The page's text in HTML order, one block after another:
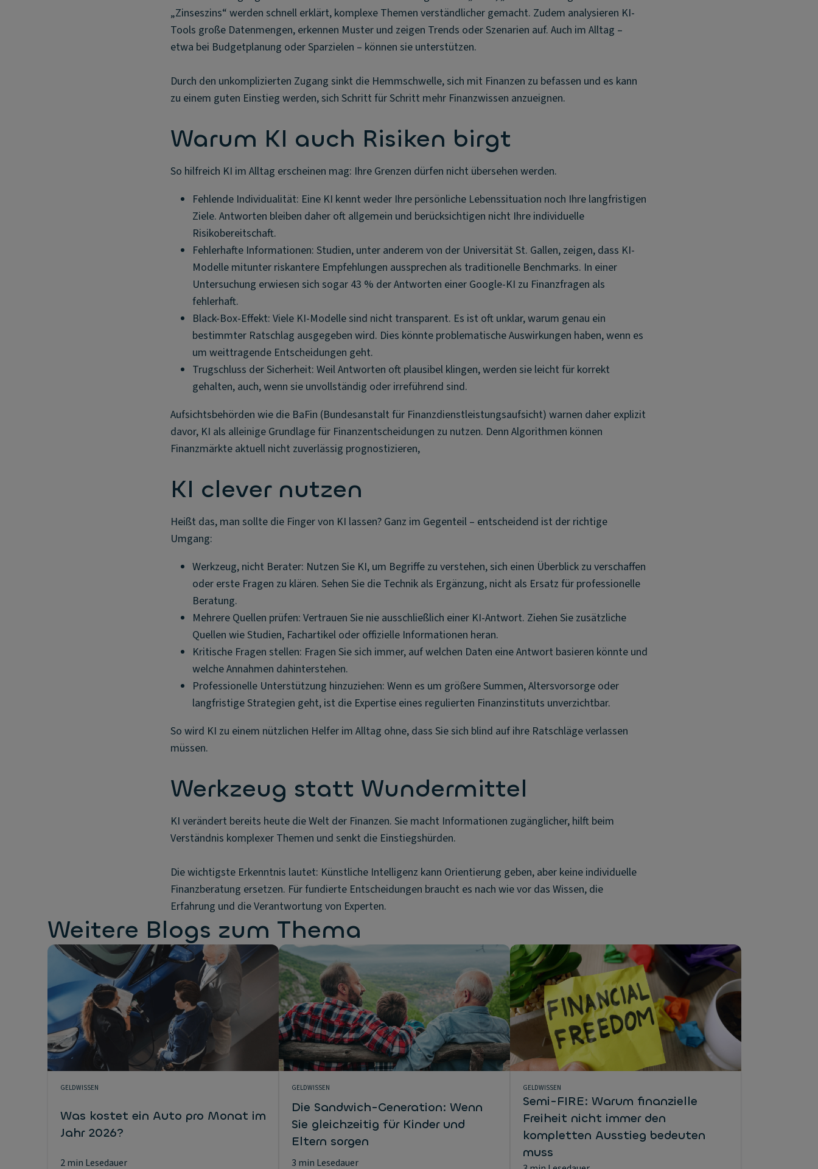
„Zinseszins“ werden schnell erklärt, komplexe Themen verständlicher gemacht. Zudem analysieren KI-
Tools große Datenmengen, erkennen Muster und zeigen Trends oder Szenarien auf. Auch im Alltag –
etwa bei Budgetplanung oder Sparzielen – können sie unterstützen.
Durch den unkomplizierten Zugang sinkt die Hemmschwelle, sich mit Finanzen zu befassen und es kann
zu einem guten Einstieg werden, sich Schritt für Schritt mehr Finanzwissen anzueignen.
Warum KI auch Risiken birgt
So hilfreich KI im Alltag erscheinen mag: Ihre Grenzen dürfen nicht übersehen werden.
Fehlende Individualität: Eine KI kennt weder Ihre persönliche Lebenssituation noch Ihre langfristigen
Ziele. Antworten bleiben daher oft allgemein und berücksichtigen nicht Ihre individuelle
Risikobereitschaft.
Fehlerhafte Informationen: Studien, unter anderem von der Universität St. Gallen, zeigen, dass KI-
Modelle mitunter riskantere Empfehlungen aussprechen als traditionelle Benchmarks. In einer
Untersuchung erwiesen sich sogar 43 % der Antworten einer Google-KI zu Finanzfragen als
fehlerhaft.
Black-Box-Effekt: Viele KI-Modelle sind nicht transparent. Es ist oft unklar, warum genau ein
bestimmter Ratschlag ausgegeben wird. Dies könnte problematische Auswirkungen haben, wenn es
um weittragende Entscheidungen geht.
Trugschluss der Sicherheit: Weil Antworten oft plausibel klingen, werden sie leicht für korrekt
gehalten, auch, wenn sie unvollständig oder irreführend sind.
Aufsichtsbehörden wie die BaFin (Bundesanstalt für Finanzdienstleistungsaufsicht) warnen daher explizit
davor, KI als alleinige Grundlage für Finanzentscheidungen zu nutzen. Denn Algorithmen können
Finanzmärkte aktuell nicht zuverlässig prognostizieren,
KI clever nutzen
Heißt das, man sollte die Finger von KI lassen? Ganz im Gegenteil – entscheidend ist der richtige
Umgang:
Werkzeug, nicht Berater: Nutzen Sie KI, um Begriffe zu verstehen, sich einen Überblick zu verschaffen
oder erste Fragen zu klären. Sehen Sie die Technik als Ergänzung, nicht als Ersatz für professionelle
Beratung.
Mehrere Quellen prüfen: Vertrauen Sie nie ausschließlich einer KI-Antwort. Ziehen Sie zusätzliche
Quellen wie Studien, Fachartikel oder offizielle Informationen heran.
Kritische Fragen stellen: Fragen Sie sich immer, auf welchen Daten eine Antwort basieren könnte und
welche Annahmen dahinterstehen.
Professionelle Unterstützung hinzuziehen: Wenn es um größere Summen, Altersvorsorge oder
langfristige Strategien geht, ist die Expertise eines regulierten Finanzinstituts unverzichtbar.
So wird KI zu einem nützlichen Helfer im Alltag ohne, dass Sie sich blind auf ihre Ratschläge verlassen
müssen.
Werkzeug statt Wundermittel
KI verändert bereits heute die Welt der Finanzen. Sie macht Informationen zugänglicher, hilft beim
Verständnis komplexer Themen und senkt die Einstiegshürden.
Die wichtigste Erkenntnis lautet: Künstliche Intelligenz kann Orientierung geben, aber keine individuelle
Finanzberatung ersetzen. Für fundierte Entscheidungen braucht es nach wie vor das Wissen, die
Erfahrung und die Verantwortung von Experten.
Weitere Blogs zum Thema
GELDWISSEN
Was kostet ein Auto pro Monat im
Jahr 2026?
2 min Lesedauer
GELDWISSEN
Die Sandwich-Generation: Wenn
Sie gleichzeitig für Kinder und
Eltern sorgen
3 min Lesedauer
GELDWISSEN
Semi-FIRE: Warum finanzielle
Freiheit nicht immer den
kompletten Ausstieg bedeuten
muss